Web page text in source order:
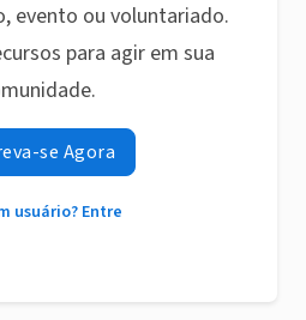
evento ou voluntariado.
para agir em sua
se Agora
usuário? Entre